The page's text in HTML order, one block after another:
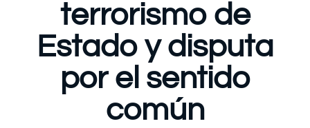
terrorismo de
Estado y disputa
por el sentido
común